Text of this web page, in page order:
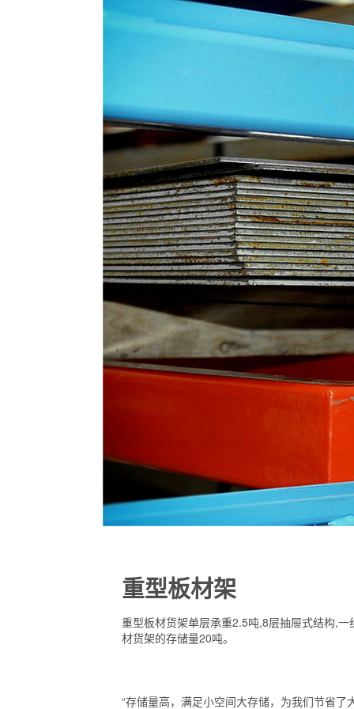
重型板材架
重型板材货架单层承重2.5吨,8层抽屉式结构,一
材货架的存储量20吨。
“存储量高，满足小空间大存储，为我们节省了